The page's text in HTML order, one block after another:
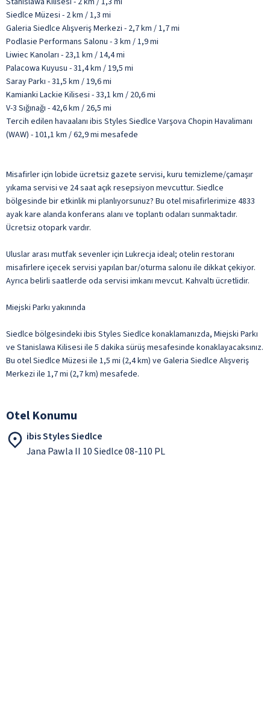
Siedlce Müzesi - 2 km / 1,3 mi
Galeria Siedlce Alışveriş Merkezi - 2,7 km / 1,7 mi
Podlasie Performans Salonu - 3 km / 1,9 mi
Liwiec Kanoları - 23,1 km / 14,4 mi
Palacowa Kuyusu - 31,4 km / 19,5 mi
Saray Parkı - 31,5 km / 19,6 mi
Kamianki Lackie Kilisesi - 33,1 km / 20,6 mi
V-3 Sığınağı - 42,6 km / 26,5 mi
Tercih edilen havaalanı ibis Styles Siedlce Varşova Chopin Havalimanı
(WAW) - 101,1 km / 62,9 mi mesafede
Misafirler için lobide ücretsiz gazete servisi, kuru temizleme/çamaşır
yıkama servisi ve 24 saat açık resepsiyon mevcuttur. Siedlce
bölgesinde bir etkinlik mi planlıyorsunuz? Bu otel misafirlerimize 4833
ayak kare alanda konferans alanı ve toplantı odaları sunmaktadır.
Ücretsiz otopark vardır.
Uluslar arası mutfak sevenler için Lukrecja ideal; otelin restoranı
misafirlere içecek servisi yapılan bar/oturma salonu ile dikkat çekiyor.
Ayrıca belirli saatlerde oda servisi imkanı mevcut. Kahvaltı ücretlidir.
Miejski Parkı yakınında
Siedlce bölgesindeki ibis Styles Siedlce konaklamanızda, Miejski Parkı
ve Stanislawa Kilisesi ile 5 dakika sürüş mesafesinde konaklayacaksınız.
Bu otel Siedlce Müzesi ile 1,5 mi (2,4 km) ve Galeria Siedlce Alışveriş
Merkezi ile 1,7 mi (2,7 km) mesafede.
Otel Konumu
ibis Styles Siedlce
Jana Pawla II 10 Siedlce 08-110 PL